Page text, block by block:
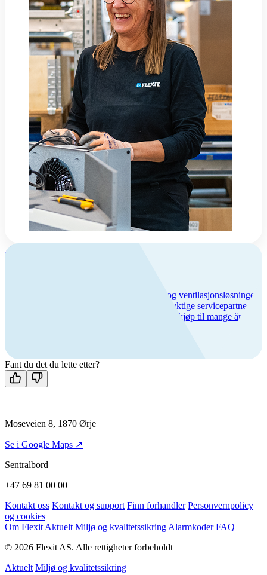
Om Flexit
Vi har over 50 års erfaring med inneklima- og ventilasjonsløsninger,
lang produktgaranti og et bredt nettverk av dyktige servicepartnere.
Hos oss får du trygghet hele veien – fra første kjøp til mange års
Fant du det du lette etter?
Moseveien 8, 1870 Ørje
Se i Google Maps ↗
Sentralbord
+47 69 81 00 00
Kontakt oss Kontakt og support Finn forhandler Personvernpolicy
og cookies
Om Flexit Aktuelt Miljø og kvalitetssikring Alarmkoder FAQ
© 2026 Flexit AS. Alle rettigheter forbeholdt
Aktuelt Miljø og kvalitetssikring